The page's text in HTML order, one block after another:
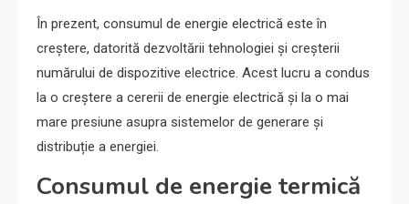
În prezent, consumul de energie electrică este în
creștere, datorită dezvoltării tehnologiei și creșterii
numărului de dispozitive electrice. Acest lucru a condus
la o creștere a cererii de energie electrică și la o mai
mare presiune asupra sistemelor de generare și
distribuție a energiei.
Consumul de energie termică